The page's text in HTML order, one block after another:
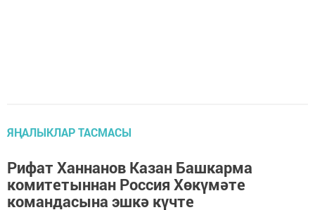
ЯҢАЛЫКЛАР ТАСМАСЫ
Рифат Ханнанов Казан Башкарма
комитетыннан Россия Хөкүмәте
командасына эшкә күчте